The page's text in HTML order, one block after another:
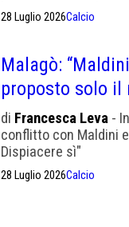
28 Luglio 2026Calcio
Malagò:
proposto solo il
di Francesca Leva -
conflitto con Maldini
Dispiacere sì"
28 Luglio 2026Calcio